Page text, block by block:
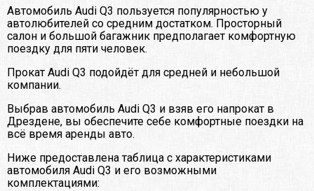
Автомобиль Audi Q3 пользуется популярностью у
автолюбителей со средним достатком. Просторный
салон и большой багажник предполагает комфортную
поездку для пяти человек.
Прокат Audi Q3 подойдёт для средней и небольшой
компании.
Выбрав автомобиль Audi Q3 и взяв его напрокат в
Дрездене, вы обеспечите себе комфортные поездки на
всё время аренды авто.
Ниже предоставлена таблица с характеристиками
автомобиля Audi Q3 и его возможными
комплектациями: